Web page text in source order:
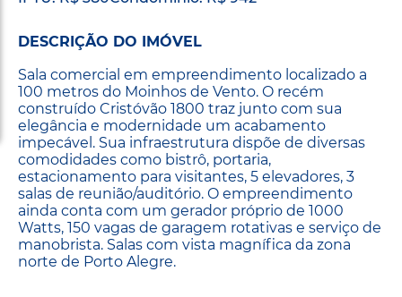
DESCRIÇÃO DO IMÓVEL
Sala comercial em empreendimento localizado a
100 metros do Moinhos de Vento. O recém
construído Cristóvão 1800 traz junto com sua
elegância e modernidade um acabamento
impecável. Sua infraestrutura dispõe de diversas
comodidades como bistrô, portaria,
estacionamento para visitantes, 5 elevadores, 3
salas de reunião/auditório. O empreendimento
ainda conta com um gerador próprio de 1000
Watts, 150 vagas de garagem rotativas e serviço de
manobrista. Salas com vista magnífica da zona
norte de Porto Alegre.